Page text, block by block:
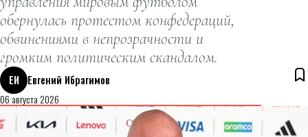
обернулась протестом конфедераций,
обвинениями в непрозрачности и
громким политическим скандалом.
ЕИ
Евгений Ибрагимов
06 августа 2026